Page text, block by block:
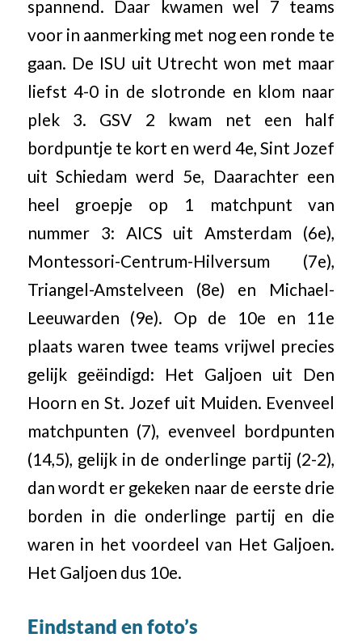
spannend. Daar kwamen wel 7 teams
voor in aanmerking met nog een ronde te
gaan. De ISU uit Utrecht won met maar
liefst 4-0 in de slotronde en klom naar
plek 3. GSV 2 kwam net een half
bordpuntje te kort en werd 4e, Sint Jozef
uit Schiedam werd 5e, Daarachter een
heel groepje op 1 matchpunt van
nummer 3: AICS uit Amsterdam (6e),
Montessori-Centrum-Hilversum (7e),
Triangel-Amstelveen (8e) en Michael-
Leeuwarden (9e). Op de 10e en 11e
plaats waren twee teams vrijwel precies
gelijk geëindigd: Het Galjoen uit Den
Hoorn en St. Jozef uit Muiden. Evenveel
matchpunten (7), evenveel bordpunten
(14,5), gelijk in de onderlinge partij (2-2),
dan wordt er gekeken naar de eerste drie
borden in die onderlinge partij en die
waren in het voordeel van Het Galjoen.
Het Galjoen dus 10e.
Eindstand en foto’s